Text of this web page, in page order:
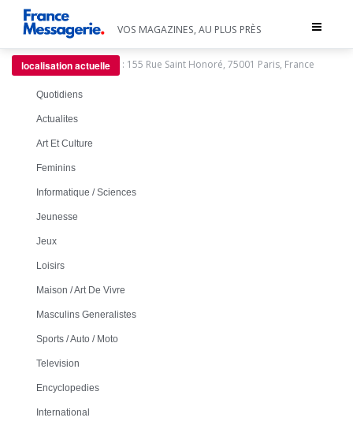
Toggle
VOS MAGAZINES, AU PLUS PRÈS
localisation actuelle : 155 Rue Saint Honoré, 75001 Paris, France
Quotidiens
Actualites
Art Et Culture
Feminins
Informatique / Sciences
Jeunesse
Jeux
Loisirs
Maison / Art De Vivre
Masculins Generalistes
Sports / Auto / Moto
Television
Encyclopedies
International